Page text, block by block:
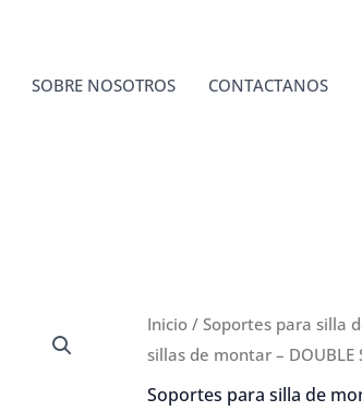
SOBRE NOSOTROS CONTACTANOS
Inicio/ Soportes para silla
sillas de montar – DOUBLE
Soportes para silla de